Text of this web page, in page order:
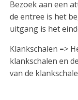
Bezoek aan een
de entree is het
uitgang is het
Klankschalen =>
klankschalen en
van de